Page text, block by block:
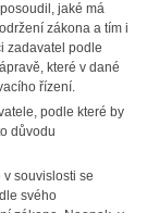
jaké má
zákona a tím i
zadavatel podle
které v dané
řízení.
podle které by
důvodu
souvislosti se
svého